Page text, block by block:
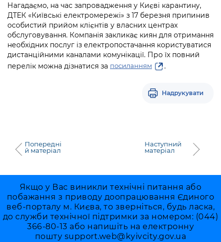
Нагадаємо, на час запровадження у Києві карантину,
ДТЕК «Київські електромережі» з 17 березня припинив
особистий прийом клієнтів у власних центрах
обслуговування. Компанія закликає киян для отримання
необхідних послуг із електропостачання користуватися
дистанційними каналами комунікації. Про їх повний
перелік можна дізнатися за посиланням .
Надрукувати
Попередні
й матеріал
Наступний
матеріал
Якщо у Вас виникли технічні питання або
побажання з приводу доопрацювання Єдиного
веб-порталу м. Києва, то зверніться, будь ласка,
до служби технічної підтримки за номером: (044)
366-80-13 або напишіть на електронну
пошту support.web@kyivcity.gov.ua